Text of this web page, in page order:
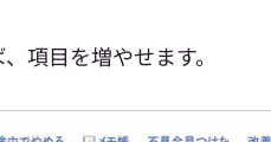
項目を増やせます。